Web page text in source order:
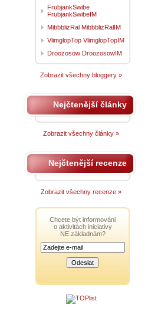
FrubjankSwibe
FrubjankSwibeIM
MibbblizRal MibbblizRalIM
VlimglopTop VlimglopTopIM
Droozosow DroozosowIM
Zobrazit všechny bloggery »
Nejčtenější články
Zobrazit všechny články »
Nejčtenější recenze
Zobrazit všechny recenze »
Chcete být informováni
o aktivitách iniciativy
NE základnám?